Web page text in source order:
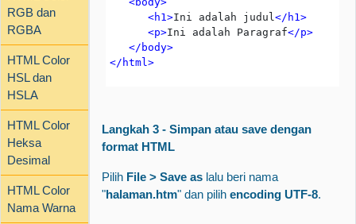
RGB dan
RGBA
HTML Color
HSL dan
HSLA
HTML Color
Heksa
Desimal
HTML Color
Nama Warna
      <
h1>Ini adalah judul</h1>
      <
p>Ini adalah Paragraf</p>
   <
/body>
</html>
Langkah 3 - Simpan atau save dengan
format HTML
Pilih File > Save as lalu beri nama
"halaman.htm" dan pilih encoding UTF-8.